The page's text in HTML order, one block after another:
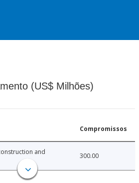
(US$ Milhões)
Compromissos
and
300.00